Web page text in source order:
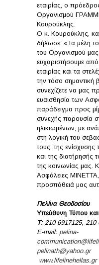
εταιρίας, ο
Οργανισμού
Κουρούκλης.
Ο κ. Κουρούκλης,
δήλωσε: «Τα μέλη
του Οργανισμού
ευχαριστήσουμε
εταιρίας και τα
την τόσο σημαντική
συνεχίζετε να μας
ευαισθησία των
παράδειγμα προς
συνεχής παρουσία
ηλικιωμένων, με
στη λογική του
τους, της ενίσχυσης
και της
της κοινωνίας μας.
Ασφάλειες ΜΙΝΕΤΤΑ,
προσπάθειά μας
Πελίνα Θεοδοσίου
Υπεύθυνη Τύπου και
Τ:210 6917125, 210
E-mail: pelina-
pelinath@yahoo.gr
www.lifelinehellas.gr